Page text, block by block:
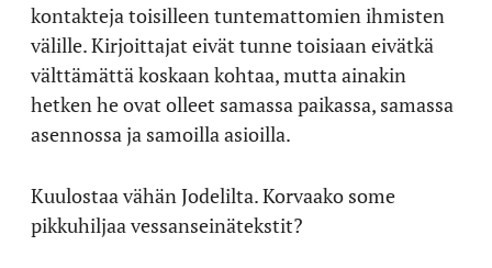
kontakteja toisilleen tuntemattomien ihmisten
välille. Kirjoittajat eivät tunne toisiaan eivätkä
välttämättä koskaan kohtaa, mutta ainakin
hetken he ovat olleet samassa paikassa, samassa
asennossa ja samoilla asioilla.
Kuulostaa vähän Jodelilta. Korvaako some
pikkuhiljaa vessanseinätekstit?